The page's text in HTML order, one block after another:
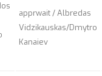
apprwait/ Albredas
Vidzikauskas/Dmytro
Kanaiev